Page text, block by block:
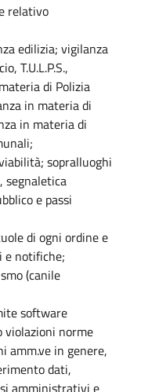
relativo
edilizia; vigilanza
T.U.L.P.S.,
di Polizia
in materia di
in materia di
sopralluoghi
segnaletica
e passi
di ogni ordine e
e notifiche;
(canile
software
violazioni norme
amm.ve in genere,
dati,
amministrativi e